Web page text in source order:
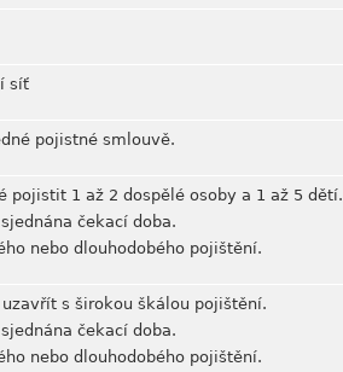
síť
pojistné smlouvě.
pojistit 1 až 2 dospělé osoby a 1 až 5 dětí.
čekací doba.
nebo dlouhodobého pojištění.
s širokou škálou pojištění.
čekací doba.
nebo dlouhodobého pojištění.